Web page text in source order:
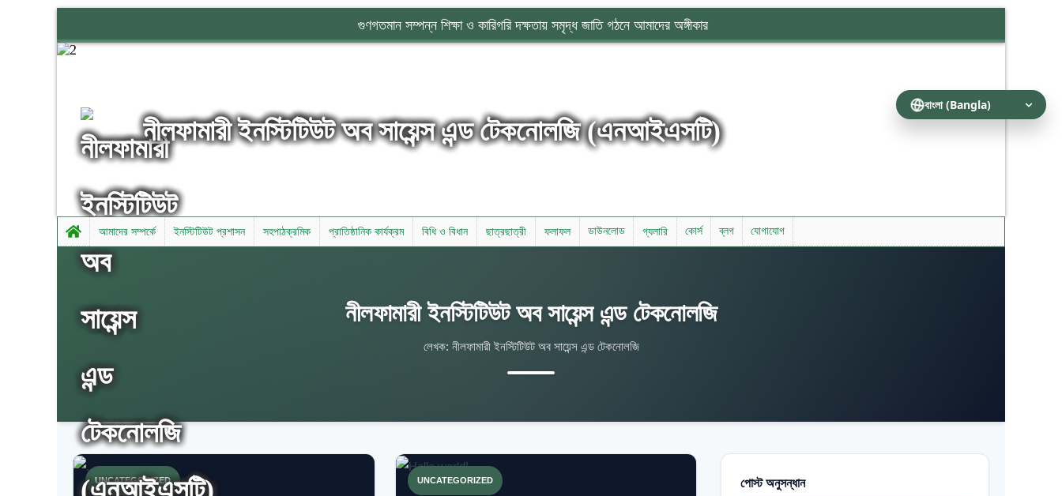
গুণগতমান সম্পন্ন শিক্ষা ও কারিগরি দক্ষতায় সমৃদ্ধ জাতি গঠনে আমাদের অঙ্গীকার
নীলফামারী ইনস্টিটিউট অব সায়েন্স এন্ড টেকনোলজি (এনআইএসটি)
আমাদের সম্পর্কে ইনস্টিটিউট প্রশাসন সহপাঠক্রমিক প্রাতিষ্ঠানিক কার্যক্রম বিধি ও বিধান ছাত্রছাত্রী ফলাফল ডাউনলোড গ্যলারি কোর্স ব্লগ যোগাযোগ
নীলফামারী ইনস্টিটিউট অব সায়েন্স এন্ড টেকনোলজি
লেখক: নীলফামারী ইনস্টিটিউট অব সায়েন্স এন্ড টেকনোলজি
UNCATEGORIZED UNCATEGORIZED পোস্ট অনুসন্ধান